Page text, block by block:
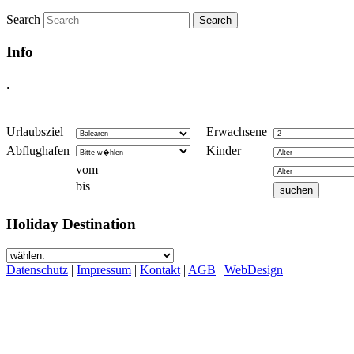
Search
Info
.
Urlaubsziel
Erwachsene
Abflughafen
Kinder
vom
bis
Holiday Destination
Datenschutz | Impressum | Kontakt | AGB | WebDesign